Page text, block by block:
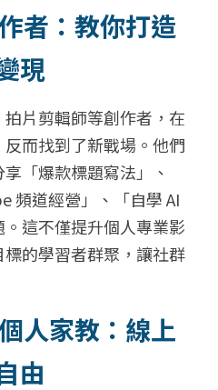
者：教你打造
現
片剪輯師等創作者，在
而找到了新戰場。他們
「爆款標題寫法」、
頻道經營」、「自學 AI
這不僅提升個人專業影
的學習者群聚，讓社群
人家教：線上
由